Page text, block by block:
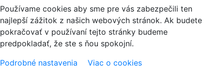
Používame cookies aby sme pre vás zabezpečili ten
najlepší zážitok z našich webových stránok. Ak budete
pokračovať v používaní tejto stránky budeme
predpokladať, že ste s ňou spokojní.
Podrobné nastavenia
Viac o cookies